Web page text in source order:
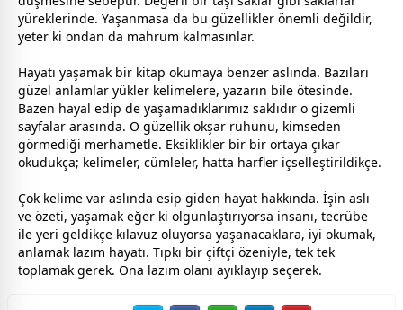
yüreklerinde. Yaşanmasa da bu güzellikler önemli değildir,
yeter ki ondan da mahrum kalmasınlar.
Hayatı yaşamak bir kitap okumaya benzer aslında. Bazıları
güzel anlamlar yükler kelimelere, yazarın bile ötesinde.
Bazen hayal edip de yaşamadıklarımız saklıdır o gizemli
sayfalar arasında. O güzellik okşar ruhunu, kimseden
görmediği merhametle. Eksiklikler bir bir ortaya çıkar
okudukça; kelimeler, cümleler, hatta harfler içselleştirildikçe.
Çok kelime var aslında esip giden hayat hakkında. İşin aslı
ve özeti, yaşamak eğer ki olgunlaştırıyorsa insanı, tecrübe
ile yeri geldikçe kılavuz oluyorsa yaşanacaklara, iyi okumak,
anlamak lazım hayatı. Tıpkı bir çiftçi özeniyle, tek tek
toplamak gerek. Ona lazım olanı ayıklayıp seçerek.